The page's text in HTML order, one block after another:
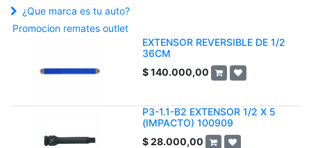
¿Que marca es tu auto?
Promocion remates outlet
EXTENSOR REVERSIBLE DE 1/2
36CM
$140.000,00
P3-1.1-B2 EXTENSOR 1/2 X 5
(IMPACTO) 100909
$28.000,00